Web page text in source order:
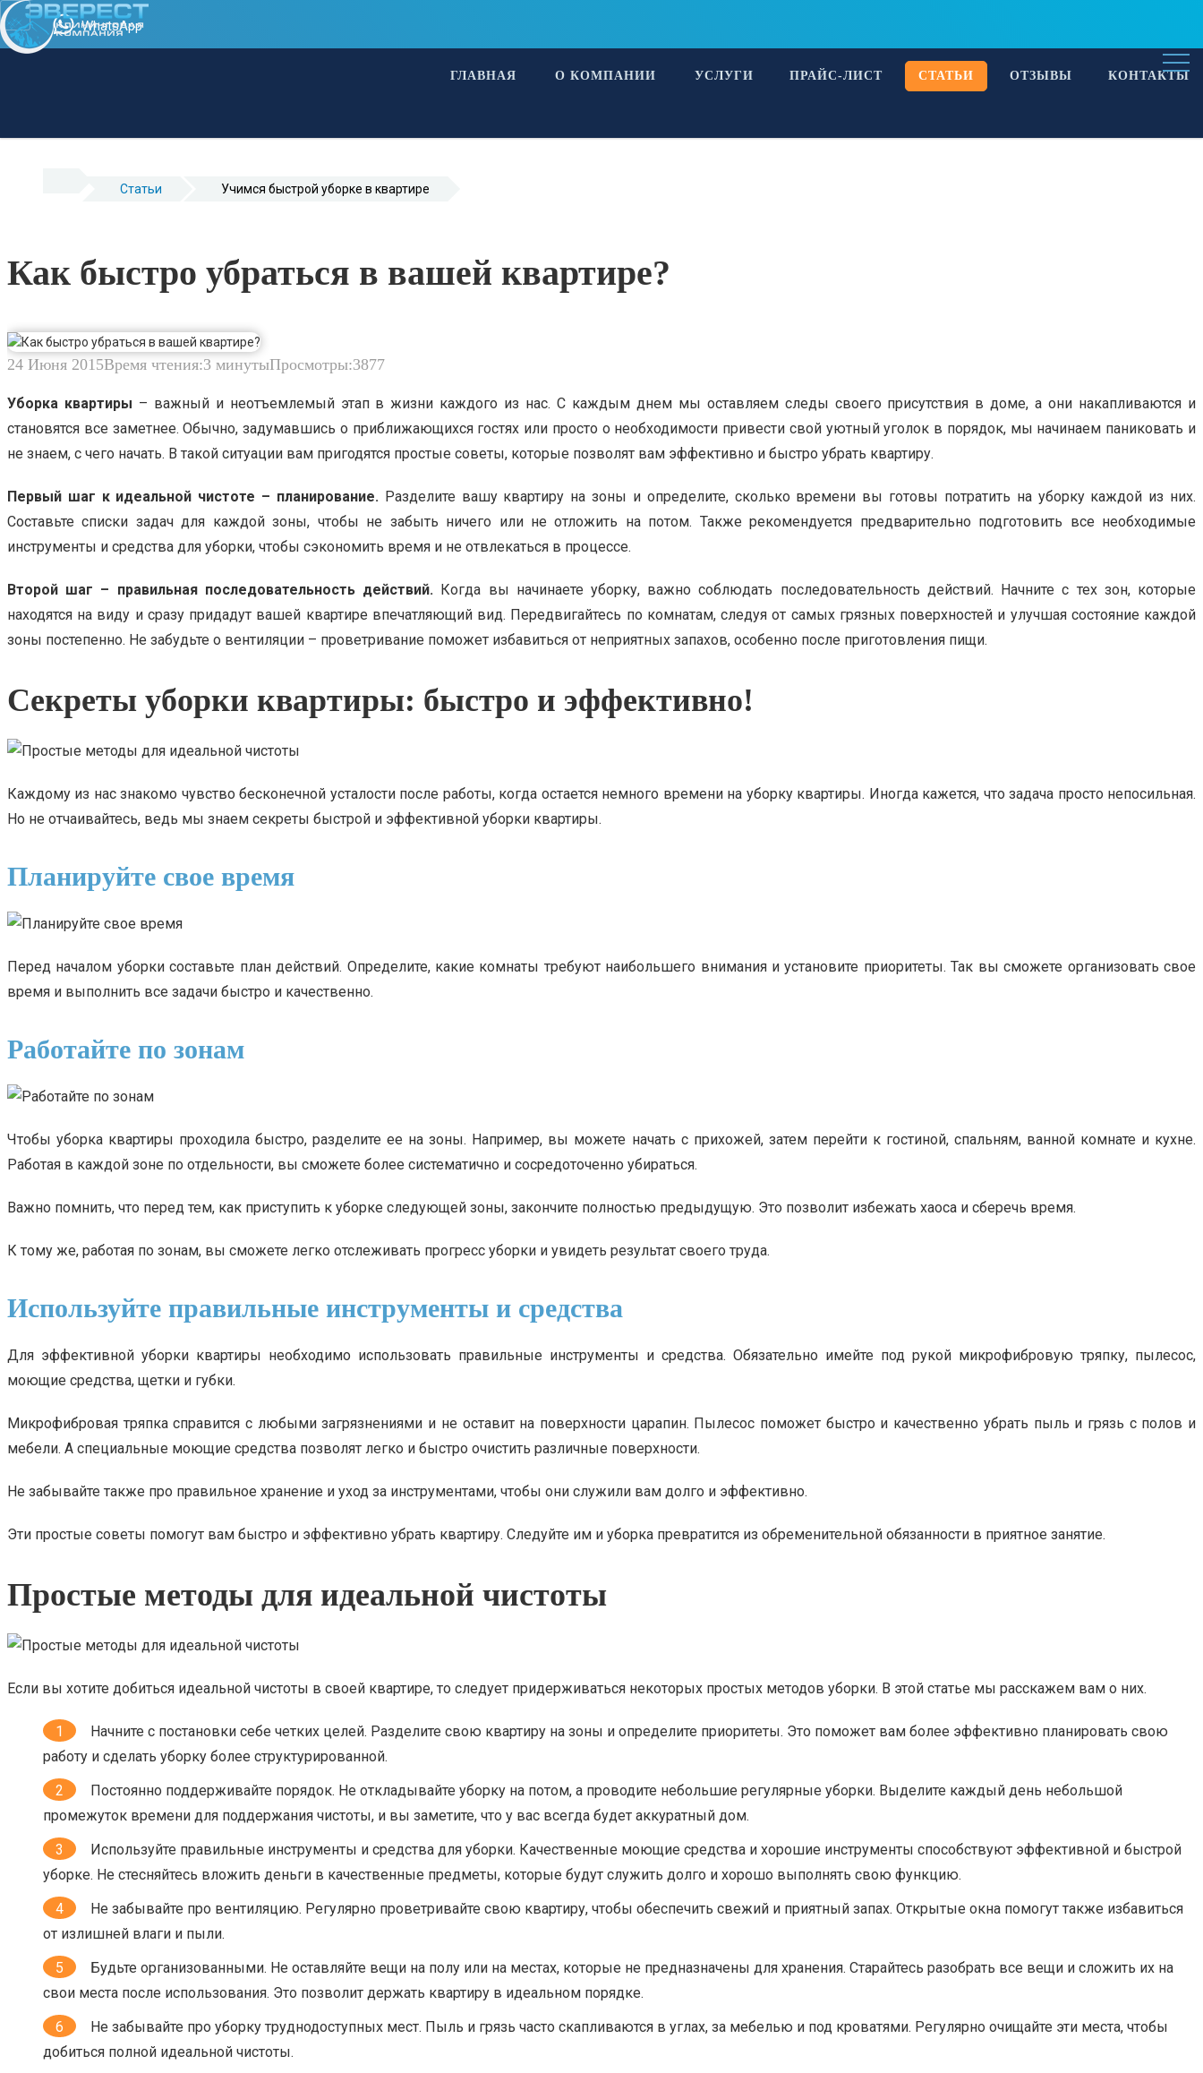
WhatsApp
Заказать звонок +7 (843) 296-22-02
ГЛАВНАЯ О КОМПАНИИ УСЛУГИ ПРАЙС-ЛИСТ CТАТЬИ ОТЗЫВЫ КОНТАКТЫ
Cтатьи Учимся быстрой уборке в квартире
Как быстро убраться в вашей квартире?
24 Июня 2015Время чтения:3 минутыПросмотры:3877
Уборка квартиры – важный и неотъемлемый этап в жизни каждого из нас. С каждым днем мы оставляем следы своего присутствия в доме, а они накапливаются и
становятся все заметнее. Обычно, задумавшись о приближающихся гостях или просто о необходимости привести свой уютный уголок в порядок, мы начинаем паниковать и
не знаем, с чего начать. В такой ситуации вам пригодятся простые советы, которые позволят вам эффективно и быстро убрать квартиру.
Первый шаг к идеальной чистоте – планирование.Разделите вашу квартиру на зоны и определите, сколько времени вы готовы потратить на уборку каждой из них.
Составьте списки задач для каждой зоны, чтобы не забыть ничего или не отложить на потом. Также рекомендуется предварительно подготовить все необходимые
инструменты и средства для уборки, чтобы сэкономить время и не отвлекаться в процессе.
Второй шаг – правильная последовательность действий. Когда вы начинаете уборку, важно соблюдать последовательность действий. Начните с тех зон, которые
находятся на виду и сразу придадут вашей квартире впечатляющий вид. Передвигайтесь по комнатам, следуя от самых грязных поверхностей и улучшая состояние каждой
зоны постепенно. Не забудьте о вентиляции – проветривание поможет избавиться от неприятных запахов, особенно после приготовления пищи.
Секреты уборки квартиры: быстро и эффективно!
Каждому из нас знакомо чувство бесконечной усталости после работы, когда остается немного времени на уборку квартиры. Иногда кажется, что задача просто непосильная.
Но не отчаивайтесь, ведь мы знаем секреты быстрой и эффективной уборки квартиры.
Планируйте свое время
Перед началом уборки составьте план действий. Определите, какие комнаты требуют наибольшего внимания и установите приоритеты. Так вы сможете организовать свое
время и выполнить все задачи быстро и качественно.
Работайте по зонам
Чтобы уборка квартиры проходила быстро, разделите ее на зоны. Например, вы можете начать с прихожей, затем перейти к гостиной, спальням, ванной комнате и кухне.
Работая в каждой зоне по отдельности, вы сможете более систематично и сосредоточенно убираться.
Важно помнить, что перед тем, как приступить к уборке следующей зоны, закончите полностью предыдущую. Это позволит избежать хаоса и сберечь время.
К тому же, работая по зонам, вы сможете легко отслеживать прогресс уборки и увидеть результат своего труда.
Используйте правильные инструменты и средства
Для эффективной уборки квартиры необходимо использовать правильные инструменты и средства. Обязательно имейте под рукой микрофибровую тряпку, пылесос,
моющие средства, щетки и губки.
Микрофибровая тряпка справится с любыми загрязнениями и не оставит на поверхности царапин. Пылесос поможет быстро и качественно убрать пыль и грязь с полов и
мебели. А специальные моющие средства позволят легко и быстро очистить различные поверхности.
Не забывайте также про правильное хранение и уход за инструментами, чтобы они служили вам долго и эффективно.
Эти простые советы помогут вам быстро и эффективно убрать квартиру. Следуйте им и уборка превратится из обременительной обязанности в приятное занятие.
Простые методы для идеальной чистоты
Если вы хотите добиться идеальной чистоты в своей квартире, то следует придерживаться некоторых простых методов уборки. В этой статье мы расскажем вам о них.
Начните с постановки себе четких целей. Разделите свою квартиру на зоны и определите приоритеты. Это поможет вам более эффективно планировать свою
работу и сделать уборку более структурированной.
Постоянно поддерживайте порядок. Не откладывайте уборку на потом, а проводите небольшие регулярные уборки. Выделите каждый день небольшой
промежуток времени для поддержания чистоты, и вы заметите, что у вас всегда будет аккуратный дом.
Используйте правильные инструменты и средства для уборки. Качественные моющие средства и хорошие инструменты способствуют эффективной и быстрой
уборке. Не стесняйтесь вложить деньги в качественные предметы, которые будут служить долго и хорошо выполнять свою функцию.
Не забывайте про вентиляцию. Регулярно проветривайте свою квартиру, чтобы обеспечить свежий и приятный запах. Открытые окна помогут также избавиться
от излишней влаги и пыли.
Будьте организованными. Не оставляйте вещи на полу или на местах, которые не предназначены для хранения. Старайтесь разобрать все вещи и сложить их на
свои места после использования. Это позволит держать квартиру в идеальном порядке.
Не забывайте про уборку труднодоступных мест. Пыль и грязь часто скапливаются в углах, за мебелью и под кроватями. Регулярно очищайте эти места, чтобы
добиться полной идеальной чистоты.